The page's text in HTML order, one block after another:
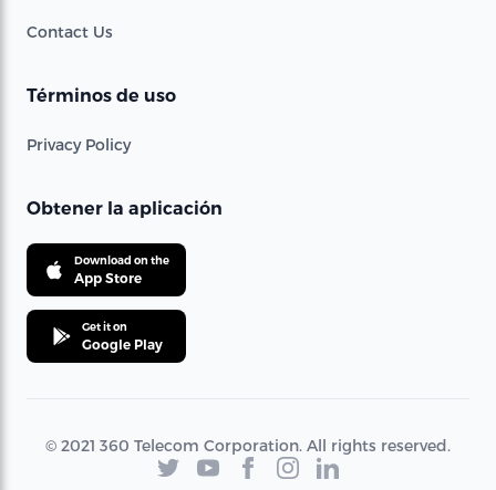
Contact Us
Términos de uso
Privacy Policy
Obtener la aplicación
Download on the
App Store
Get it on
Google Play
© 2021 360 Telecom Corporation. All rights reserved.